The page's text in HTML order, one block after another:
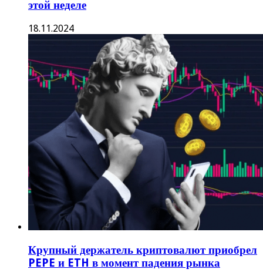
этой неделе
18.11.2024
Крупный держатель криптовалют приобрел
PEPE и ETH в момент падения рынка